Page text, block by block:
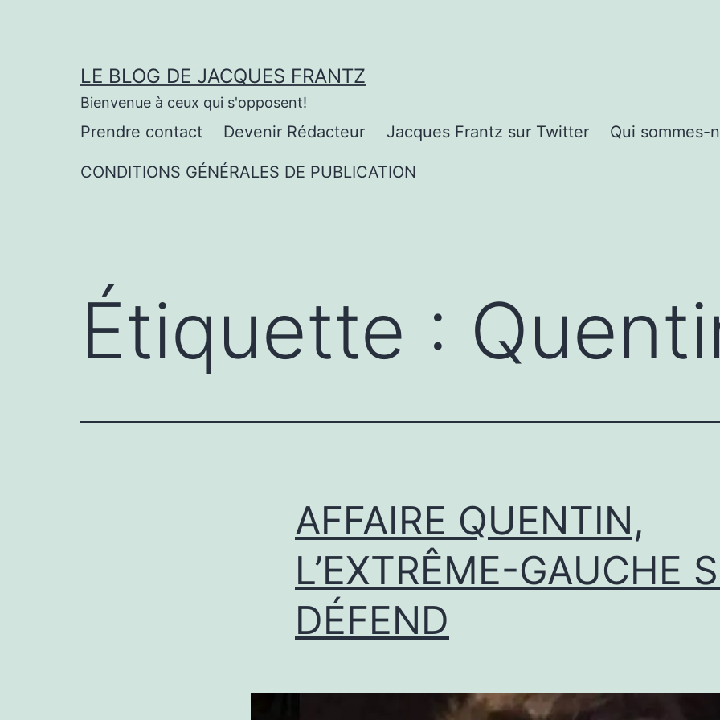
LE BLOG DE JACQUES FRANTZ
Bienvenue à ceux qui s'opposent!
Prendre contact Devenir Rédacteur Jacques Frantz sur Twitter Qui sommes-
CONDITIONS GÉNÉRALES DE PUBLICATION
Étiquette :
AFFAIRE QUENTIN,
L’EXTRÊME-GAUCHE
DÉFEND